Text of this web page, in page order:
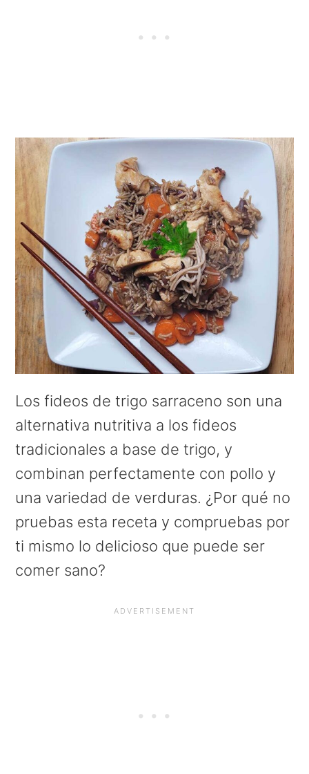
Los fideos de trigo sarraceno son una
alternativa nutritiva a los fideos
tradicionales a base de trigo, y
combinan perfectamente con pollo y
una variedad de verduras. ¿Por qué no
pruebas esta receta y compruebas por
ti mismo lo delicioso que puede ser
comer sano?